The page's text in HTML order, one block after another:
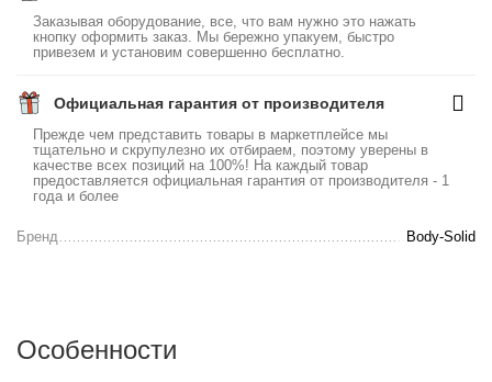
Заказывая оборудование, все, что вам нужно это нажать
кнопку оформить заказ. Мы бережно упакуем, быстро
привезем и установим совершенно бесплатно.
Официальная гарантия от производителя
Прежде чем представить товары в маркетплейсе мы
тщательно и скрупулезно их отбираем, поэтому уверены в
качестве всех позиций на 100%! На каждый товар
предоставляется официальная гарантия от производителя - 1
года и более
Бренд Body-Solid
Особенности